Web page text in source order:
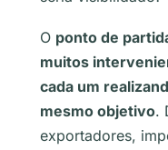
O ponto de
muitos
cada um
mesmo objetivo.
exportadores,